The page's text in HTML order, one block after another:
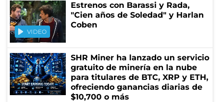
VIDEO
Estrenos con Barassi y Rada,
"Cien años de Soledad" y Harlan
Coben
SHR Miner ha lanzado un servicio
gratuito de minería en la nube
para titulares de BTC, XRP y ETH,
ofreciendo ganancias diarias de
$10,700 o más